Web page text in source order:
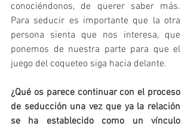
conociéndonos, de querer saber más.
Para seducir es importante que la otra
persona sienta que nos interesa, que
ponemos de nuestra parte para que el
juego del coqueteo siga hacia delante.
¿Qué os parece continuar con el proceso
de seducción una vez que ya la relación
se ha establecido como un vínculo